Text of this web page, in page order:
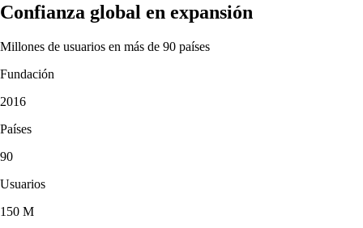
Confianza global en expansión
Millones de usuarios en más de 90 países
Fundación
2016
Países
90
Usuarios
150 M